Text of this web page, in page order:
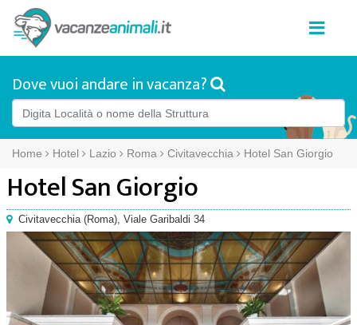
Dove vuoi andare in vacanza?
Home Hotel Lazio Roma Civitavecchia Hotel San Giorgio
Hotel San Giorgio
Civitavecchia(Roma), Viale Garibaldi 34